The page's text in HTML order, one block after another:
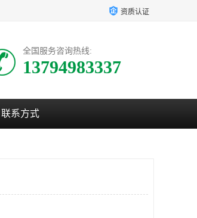
资质认证
全国服务咨询热线:
13794983337
联系方式